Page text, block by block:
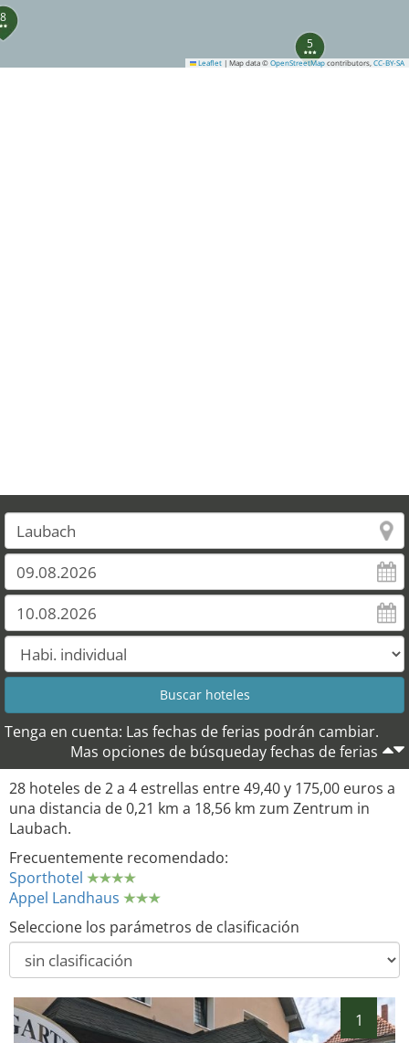
5
8
Leaflet | Map data © OpenStreetMap contributors, CC-BY-SA
Tenga en cuenta: Las fechas de ferias podrán cambiar.
Mas opciones de búsqueday fechas de ferias
28 hoteles de 2 a 4 estrellas entre 49,40 y 175,00 euros a
una distancia de 0,21 km a 18,56 km zum Zentrum in
Laubach.
Frecuentemente recomendado:
Sporthotel
Appel Landhaus
Seleccione los parámetros de clasificación
1